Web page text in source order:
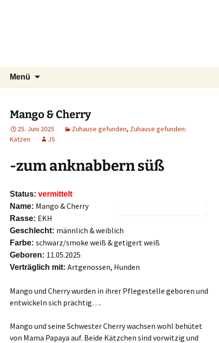
Tier Natur und Artenschutz
Siebengebirge e.V.
Tierschutzverein seit 1985 im Siebengebirge –
Orscheider Tierschutzhof
Menü
Mango & Cherry
25. Juni 2025 Zuhause gefunden, Zuhause gefunden:
Katzen
JS
-zum anknabbern süß
Status: vermittelt
Name: Mango & Cherry
Rasse: EKH
Geschlecht: männlich & weiblich
Farbe: schwarz/smoke weiß & getigert weiß
Geboren: 11.05.2025
Verträglich mit: Artgenossen, Hunden
Mango und Cherry wurden in ihrer Pflegestelle geboren und
entwickeln sich prächtig….
Mango und seine Schwester Cherry wachsen wohl behütet
von Mama Papaya auf. Beide Kätzchen sind vorwitzig und